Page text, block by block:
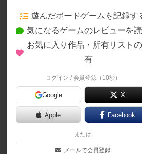
リサイクル
LIXO?
20分前後
作品説明文の編集者を募集
ジル・ドーレイ（Gil d'Orey）
ギル・オレイ（Gil d'Orey）
マゼラン（Magellan）
メサボードゲー
遊んだボードゲームを記録す
気になるゲームのレビューを
お気に入り作品・所有リスト
有
ログイン / 会員登録（10秒）
Google X
Apple Facebook
または
メールで会員登録